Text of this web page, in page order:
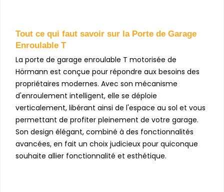
Tout ce qui faut savoir sur la Porte de Garage
Enroulable T
La porte de garage enroulable T motorisée de
Hörmann est conçue pour répondre aux besoins des
propriétaires modernes. Avec son mécanisme
d'enroulement intelligent, elle se déploie
verticalement, libérant ainsi de l'espace au sol et vous
permettant de profiter pleinement de votre garage.
Son design élégant, combiné à des fonctionnalités
avancées, en fait un choix judicieux pour quiconque
souhaite allier fonctionnalité et esthétique.